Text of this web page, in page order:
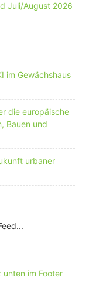
im Gewächshaus
die europäische
Bauen und
urbaner
unten im Footer